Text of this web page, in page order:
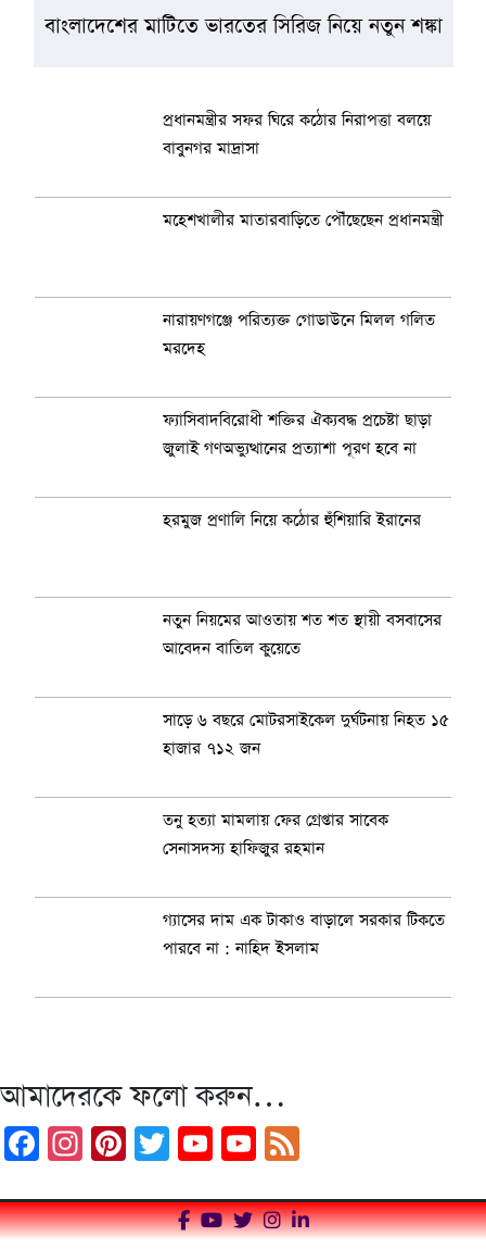
বাংলাদেশের মাটিতে ভারতের সিরিজ নিয়ে নতুন শঙ্কা
প্রধানমন্ত্রীর সফর ঘিরে কঠোর নিরাপত্তা বলয়ে
বাবুনগর মাদ্রাসা
মহেশখালীর মাতারবাড়িতে পৌঁছেছেন প্রধানমন্ত্রী
নারায়ণগঞ্জে পরিত্যক্ত গোডাউনে মিলল গলিত
মরদেহ
ফ্যাসিবাদবিরোধী শক্তির ঐক্যবদ্ধ প্রচেষ্টা ছাড়া
জুলাই গণঅভ্যুত্থানের প্রত্যাশা পূরণ হবে না
হরমুজ প্রণালি নিয়ে কঠোর হুঁশিয়ারি ইরানের
নতুন নিয়মের আওতায় শত শত স্থায়ী বসবাসের
আবেদন বাতিল কুয়েতে
সাড়ে ৬ বছরে মোটরসাইকেল দুর্ঘটনায় নিহত ১৫
হাজার ৭১২ জন
তনু হত্যা মামলায় ফের গ্রেপ্তার সাবেক
সেনাসদস্য হাফিজুর রহমান
গ্যাসের দাম এক টাকাও বাড়ালে সরকার টিকতে
পারবে না : নাহিদ ইসলাম
আমাদেরকে ফলো করুন…
Facebook
Instagram
Pinterest
TwitterYouTube
YouTube